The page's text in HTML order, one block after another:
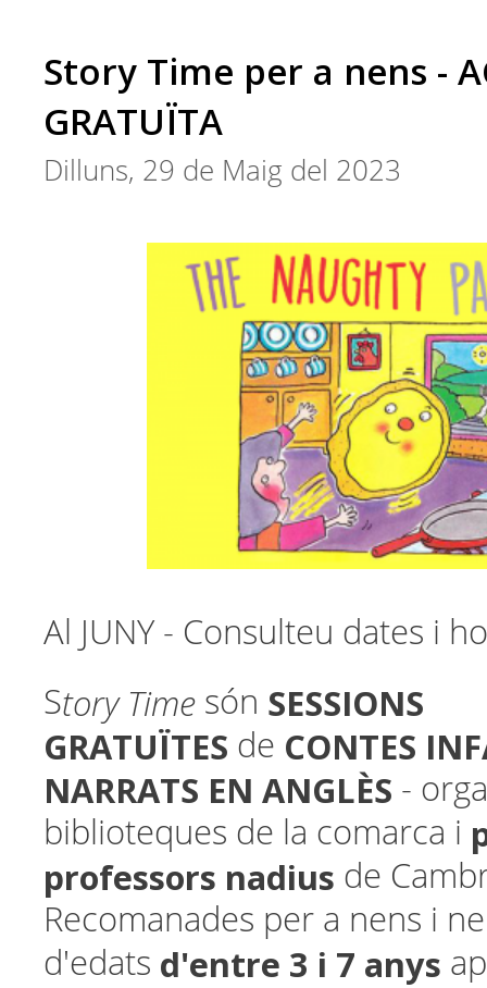
Story Time per a nens -
GRATUÏTA
Dilluns, 29 de Maig del 2023
Al JUNY - Consulteu dates i
Story Time són SESSIONS
GRATUÏTES de CONTES
NARRATS EN ANGLÈS -
biblioteques de la comarca i
professors nadius de
Recomanades per a nens i
d'edats d'entre 3 i 7 anys